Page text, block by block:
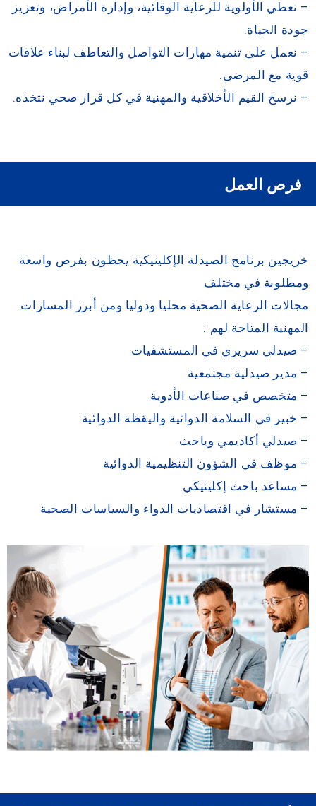
– نعطي الأولوية للرعاية الوقائية، وإدارة الأمراض، وتعزيز
جودة الحياة.
– نعمل على تنمية مهارات التواصل والتعاطف لبناء علاقات
قوية مع المرضى.
– نرسخ القيم الأخلاقية والمهنية في كل قرار صحي نتخذه.
فرص العمل
خريجين برنامج الصيدلة الإكلينيكية يحظون بفرص واسعة
ومطلوبة في مختلف
مجالات الرعاية الصحية محليا ودوليا ومن أبرز المسارات
المهنية المتاحة لهم :
– صيدلي سريري في المستشفيات
– مدير صيدلية مجتمعية
– متخصص في صناعات الأدوية
– خبير في السلامة الدوائية واليقظة الدوائية
– صيدلي أكاديمي وباحث
– موظف في الشؤون التنظيمية الدوائية
– مساعد باحث إكلينيكي
– مستشار في اقتصاديات الدواء والسياسات الصحية